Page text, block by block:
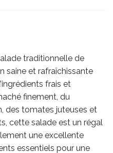
traditionnelle de
saine et rafraîchissante
frais et
finement, du
des tomates juteuses et
cette salade est un régal
une excellente
essentiels pour une